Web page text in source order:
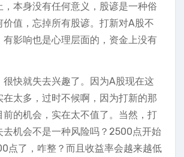
，本身没有任何意义，股谚是一种俗
价值，忘掉所有股谚。打新对A股不
有影响也是心理层面的，资金上没有
很快就失去兴趣了。因为A股现在这
在太多，过时不候啊，因为打新的那
前的机会，实在太不值了。当然，打
去机会不是一种风险吗？2500点开始
点了，咋整？而且收益率会越来越低